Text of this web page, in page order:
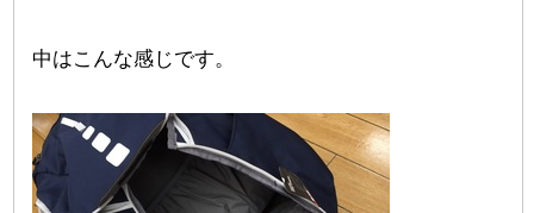
中はこんな感じです。